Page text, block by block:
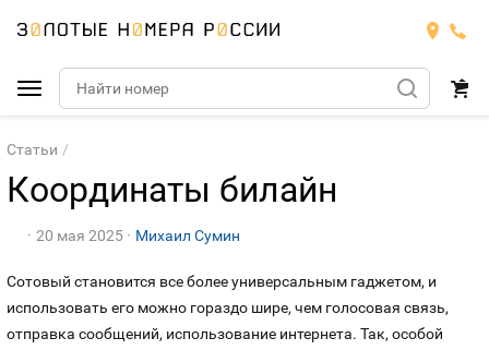
Подобрать номер
МТС
Номера
БИЛАЙН
Мегафон
Статьи
Координаты билайн
20 мая 2025 Михаил Сумин
Сотовый становится все более универсальным гаджетом, и
использовать его можно гораздо шире, чем голосовая связь,
отправка сообщений, использование интернета. Так, особой